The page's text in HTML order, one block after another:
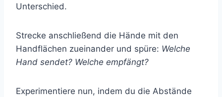
Unterschied.
Strecke anschließend die Hände mit den
Handflächen zueinander und spüre: Welche
Hand sendet? Welche empfängt?
Experimentiere nun, indem du die Abstände